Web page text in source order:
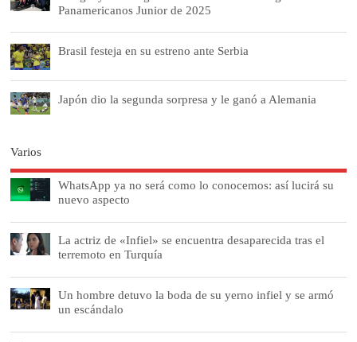
Panamericanos Junior de 2025
Brasil festeja en su estreno ante Serbia
Japón dio la segunda sorpresa y le ganó a Alemania
Varios
WhatsApp ya no será como lo conocemos: así lucirá su
nuevo aspecto
La actriz de «Infiel» se encuentra desaparecida tras el
terremoto en Turquía
Un hombre detuvo la boda de su yerno infiel y se armó
un escándalo